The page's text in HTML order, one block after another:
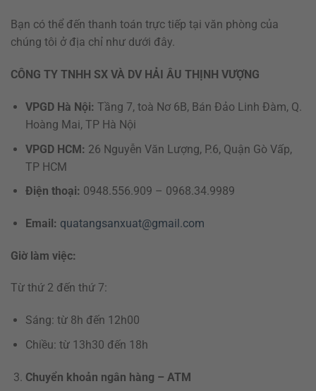
Bạn có thể đến thanh toán trực tiếp tại văn phòng của
chúng tôi ở địa chỉ như dưới đây.
CÔNG TY TNHH SX VÀ DV HẢI ÂU THỊNH VƯỢNG
VPGD Hà Nội: Tầng 7, toà Nơ 6B, Bán Đảo Linh Đàm, Q.
Hoàng Mai, TP Hà Nội
VPGD HCM: 26 Nguyễn Văn Lượng, P.6, Quận Gò Vấp,
TP HCM
Điện thoại: 0948.556.909 – 0968.34.9989
Email: quatangsanxuat@gmail.com
Giờ làm việc:
Từ thứ 2 đến thứ 7:
Sáng: từ 8h đến 12h00
Chiều: từ 13h30 đến 18h
Chuyển khoản ngân hàng – ATM